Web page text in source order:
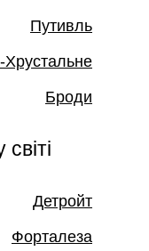
Путивль
Хрустальне
Броди
Детройт
Форталеза